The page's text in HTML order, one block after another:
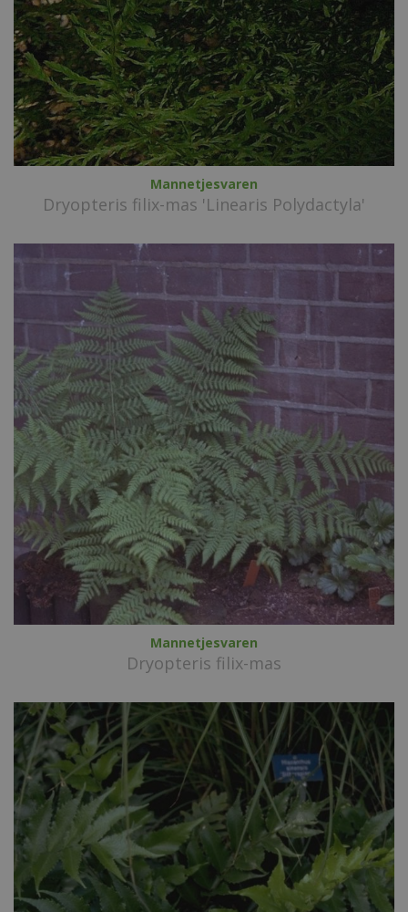
Mannetjesvaren
Dryopteris filix-mas 'Linearis Polydactyla'
Mannetjesvaren
Dryopteris filix-mas